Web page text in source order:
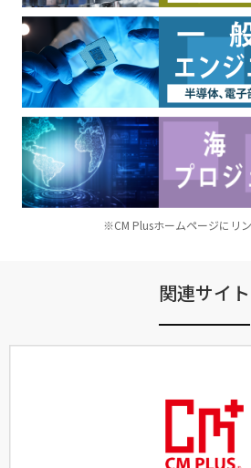
※CM Plusホームページにリ
関連サイト